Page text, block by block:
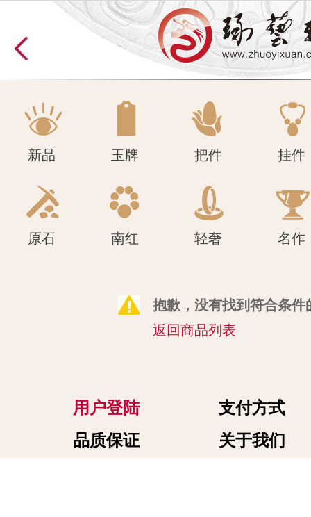
原石 南红 轻奢 名作
新品 玉牌 把件 挂件
原石 南红 轻奢 名作
抱歉，没有找到符合条件
返回商品列表
用户登陆
支付方式
品质保证
关于我们